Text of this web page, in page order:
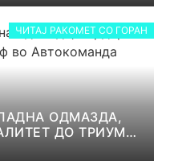
ЧИТАЈ РАКОМЕТ СО ГОРАН
ОДМАЗДА,
ДО ТРИУМФ